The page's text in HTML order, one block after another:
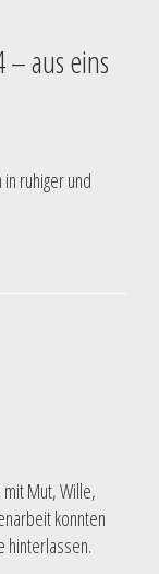
– aus eins
ruhiger und
Mut, Wille,
konnten
hinterlassen.